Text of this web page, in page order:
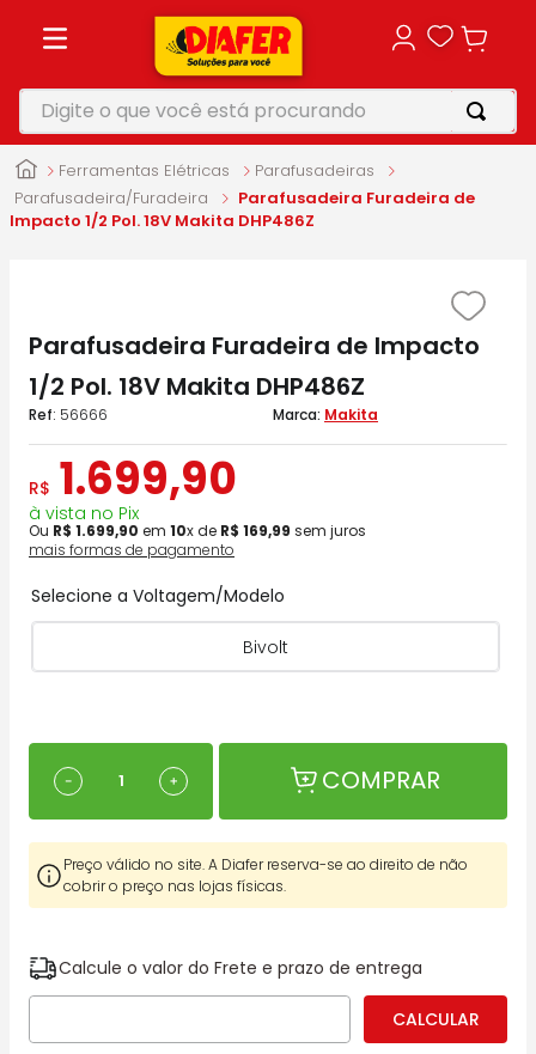
Digite o que você está procurando
Ferramentas Elétricas
Parafusadeiras
Parafusadeira/Furadeira
Parafusadeira Furadeira de
Impacto 1/2 Pol. 18V Makita DHP486Z
Parafusadeira Furadeira de Impacto
1/2 Pol. 18V Makita DHP486Z
: 56666 Makita
R$ 1.699,90
à vista no Pix
Ou R$ 1.699,90 em 10x de R$ 169,99 sem juros
mais formas de pagamento
Selecione a Voltagem/Modelo
Bivolt
＋
－ COMPRAR
Preço válido no site. A Diafer reserva-se ao direito de não
cobrir o preço nas lojas físicas.
Calcule o valor do Frete e prazo de entrega
1º
motosserra